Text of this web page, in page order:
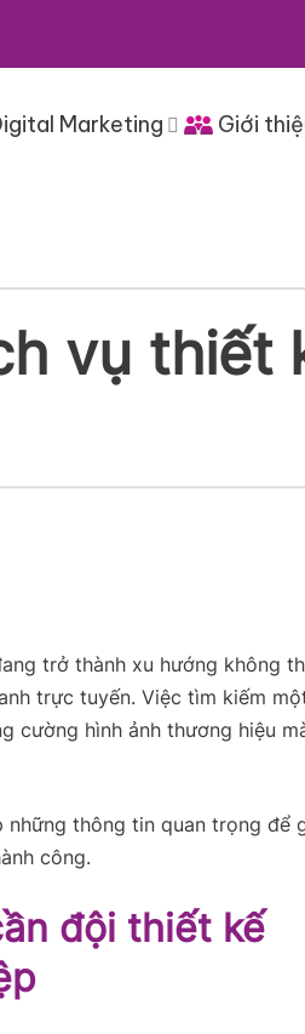
Marketing Giới
vụ thiết
trở thành xu hướng không
trực tuyến. Việc tìm kiếm
cường hình ảnh thương hiệu
thông tin quan trọng để
công.
đội thiết kế